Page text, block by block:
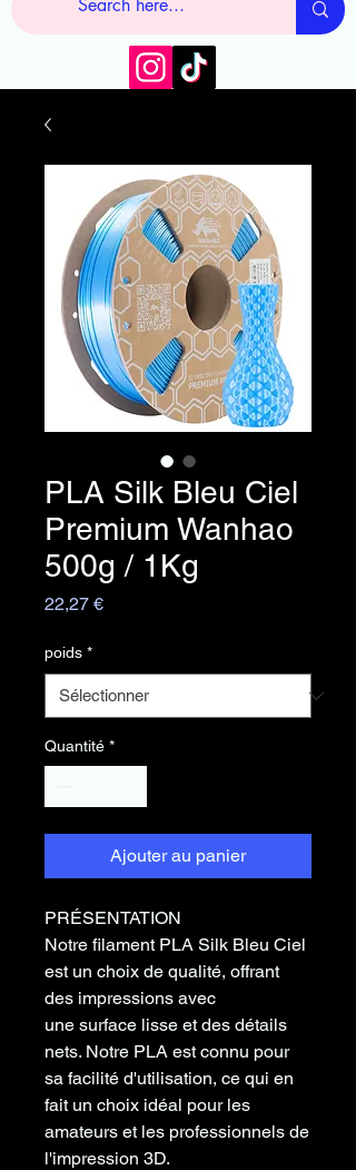
PLA Silk Bleu Ciel
Premium Wanhao
500g / 1Kg
22,27 €Prix
poids *
Quantité *
Ajouter au panier
PRÉSENTATION
Notre filament PLA Silk Bleu Ciel
est un choix de qualité, offrant
des impressions avec
une surface lisse et des détails
nets. Notre PLA est connu pour
sa facilité d'utilisation, ce qui en
fait un choix idéal pour les
amateurs et les professionnels de
l'impression 3D.